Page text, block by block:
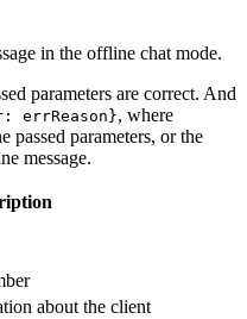
in the offline chat mode.
parameters are correct. And
, where
passed parameters, or the
message.
about the client